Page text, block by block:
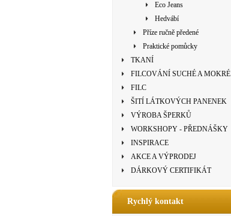
Eco Jeans
Hedvábí
Příze ručně předené
Praktické pomůcky
TKANÍ
FILCOVÁNÍ SUCHÉ A MOKRÉ
FILC
ŠITÍ LÁTKOVÝCH PANENEK
VÝROBA ŠPERKŮ
WORKSHOPY - PŘEDNÁŠKY
INSPIRACE
AKCE A VÝPRODEJ
DÁRKOVÝ CERTIFIKÁT
Rychlý kontakt